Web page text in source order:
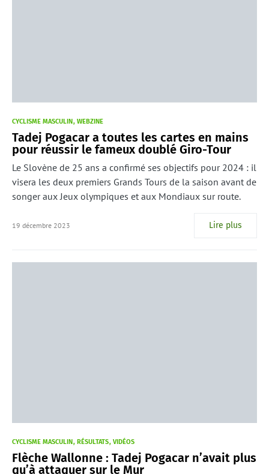
CYCLISME MASCULIN WEBZINE
Tadej Pogacar a toutes les cartes en mains
pour réussir le fameux doublé Giro-Tour
Le Slovène de 25 ans a confirmé ses objectifs pour 2024 : il
visera les deux premiers Grands Tours de la saison avant de
songer aux Jeux olympiques et aux Mondiaux sur route.
19 décembre 2023 Lire plus
CYCLISME MASCULIN RÉSULTATS VIDÉOS
Flèche Wallonne : Tadej Pogacar n’avait plus
qu’à attaquer sur le Mur